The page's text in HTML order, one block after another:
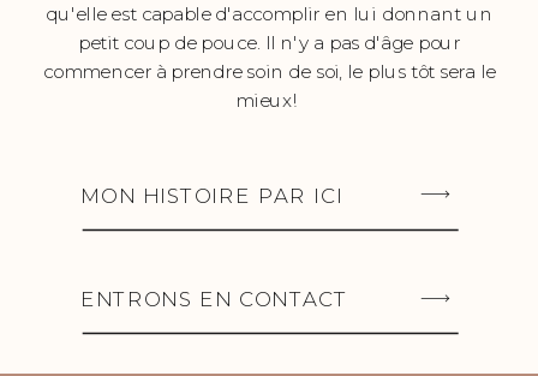
qu'elle est capable d'accomplir en lui donnant un
petit coup de pouce. Il n'y a pas d'âge pour
commencer à prendre soin de soi, le plus tôt sera le
mieux!
MON HISTOIRE PAR ICI
ENTRONS EN CONTACT